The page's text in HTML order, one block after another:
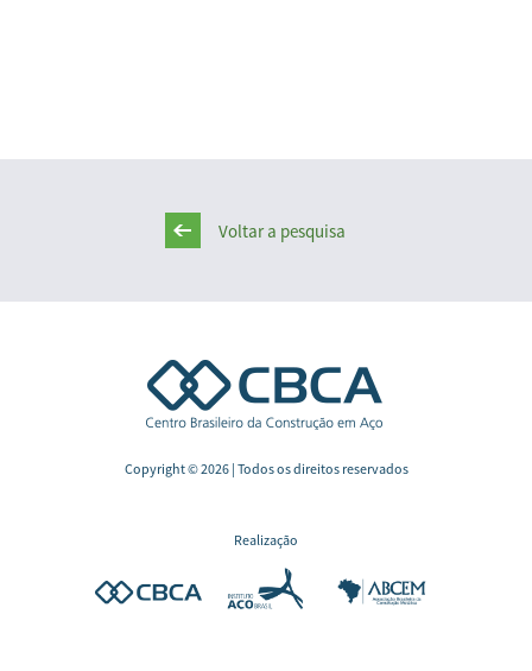
Voltar a pesquisa
Copyright © 2026 | Todos os direitos reservados
Realização